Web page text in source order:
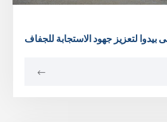
بيدوا لتعزيز جهود الاستجابة للجفاف